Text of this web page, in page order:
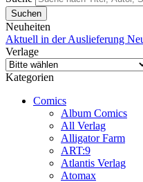
Neuheiten
Aktuell in der Auslieferung
Verlage
Kategorien
Comics
Album Comics
All Verlag
Alligator Farm
ART:9
Atlantis Verlag
Atomax